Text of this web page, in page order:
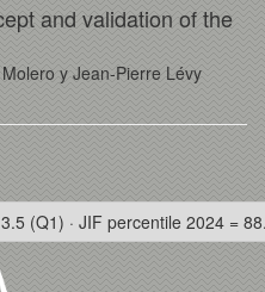
and validation of the
y Jean-Pierre Lévy
(Q1) · JIF percentile 2024 =